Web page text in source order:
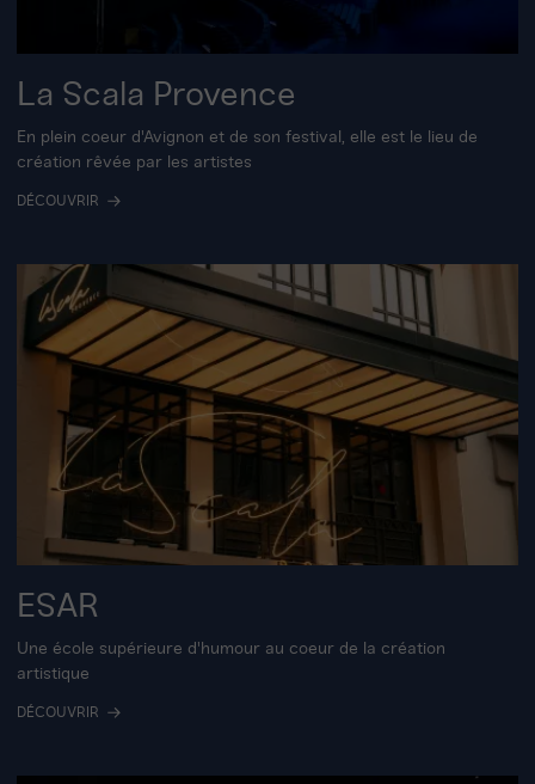
La Scala Provence
En plein coeur d'Avignon et de son festival, elle est le lieu de
création rêvée par les artistes
DÉCOUVRIR
ESAR
Une école supérieure d'humour au coeur de la création
artistique
DÉCOUVRIR